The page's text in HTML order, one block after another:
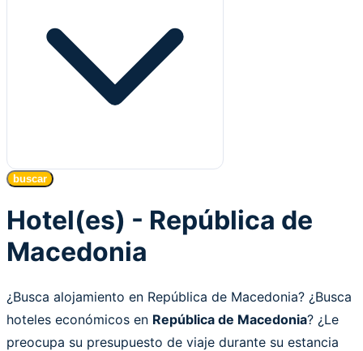
buscar
Hotel(es) - República de
Macedonia
¿Busca alojamiento en República de Macedonia? ¿Busca
hoteles económicos en República de Macedonia? ¿Le
preocupa su presupuesto de viaje durante su estancia